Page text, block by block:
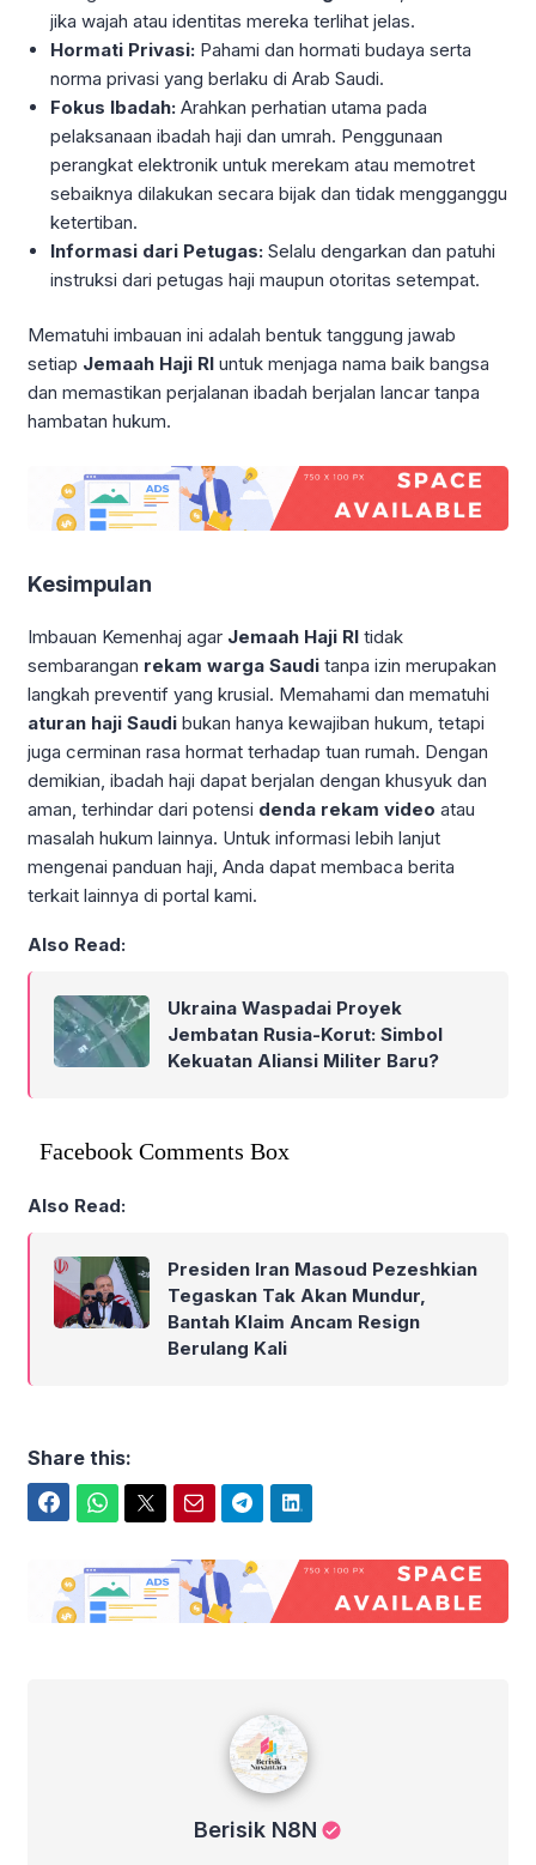
jika wajah atau identitas mereka terlihat jelas.
Hormati Privasi: Pahami dan hormati budaya serta
norma privasi yang berlaku di Arab Saudi.
Fokus Ibadah: Arahkan perhatian utama pada
pelaksanaan ibadah haji dan umrah. Penggunaan
perangkat elektronik untuk merekam atau memotret
sebaiknya dilakukan secara bijak dan tidak mengganggu
ketertiban.
Informasi dari Petugas: Selalu dengarkan dan patuhi
instruksi dari petugas haji maupun otoritas setempat.
Mematuhi imbauan ini adalah bentuk tanggung jawab
setiap Jemaah Haji RI untuk menjaga nama baik bangsa
dan memastikan perjalanan ibadah berjalan lancar tanpa
hambatan hukum.
Kesimpulan
Imbauan Kemenhaj agar Jemaah Haji RI tidak
sembarangan rekam warga Saudi tanpa izin merupakan
langkah preventif yang krusial. Memahami dan mematuhi
aturan haji Saudi bukan hanya kewajiban hukum, tetapi
juga cerminan rasa hormat terhadap tuan rumah. Dengan
demikian, ibadah haji dapat berjalan dengan khusyuk dan
aman, terhindar dari potensi denda rekam video atau
masalah hukum lainnya. Untuk informasi lebih lanjut
mengenai panduan haji, Anda dapat membaca berita
terkait lainnya di portal kami.
Also Read:
Ukraina Waspadai Proyek
Jembatan Rusia-Korut: Simbol
Kekuatan Aliansi Militer Baru?
Facebook Comments Box
Also Read:
Presiden Iran Masoud Pezeshkian
Tegaskan Tak Akan Mundur,
Bantah Klaim Ancam Resign
Berulang Kali
Share this:
Berisik N8N